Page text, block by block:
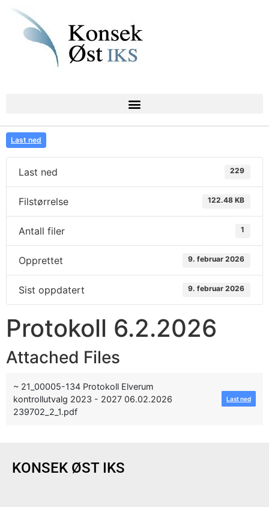
Last ned
Last ned 229
Filstørrelse 122.48 KB
Antall filer 1
Opprettet 9. februar 2026
Sist oppdatert 9. februar 2026
Protokoll 6.2.2026
Attached Files
~ 21_00005-134 Protokoll Elverum
kontrollutvalg 2023 - 2027 06.02.2026
239702_2_1.pdf
Last ned
KONSEK ØST IKS